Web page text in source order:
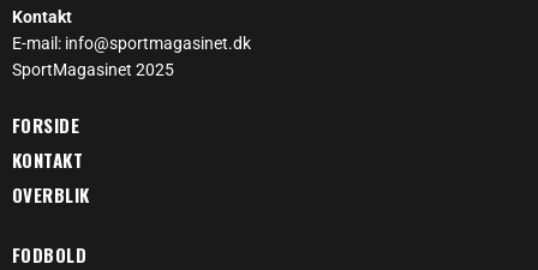
Kontakt
E-mail: info@sportmagasinet.dk
SportMagasinet 2025
FORSIDE
KONTAKT
OVERBLIK
FODBOLD